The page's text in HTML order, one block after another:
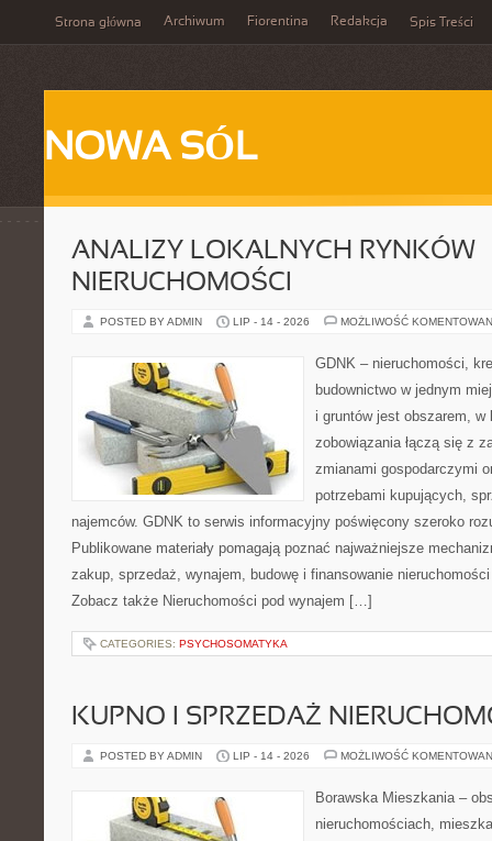
Strona główna Archiwum Fiorentina Redakcja Spis Treści
NOWA SÓL
ANALIZY LOKALNYCH RYNKÓW
NIERUCHOMOŚCI
POSTED BY ADMIN LIP - 14 - 2026 MOŻLIWOŚĆ
GDNK – nieruchomości,
budownictwo w jednym
i gruntów jest obszarem, w
zobowiązania łączą się z
zmianami gospodarczymi
potrzebami kupujących,
najemców. GDNK to serwis informacyjny poświęcony szeroko
Publikowane materiały pomagają poznać najważniejsze
zakup, sprzedaż, wynajem, budowę i finansowanie
Zobacz także Nieruchomości pod wynajem […]
CATEGORIES: PSYCHOSOMATYKA
KUPNO I SPRZEDAŻ
POSTED BY ADMIN LIP - 14 - 2026 MOŻLIWOŚĆ
Borawska Mieszkania –
nieruchomościach,